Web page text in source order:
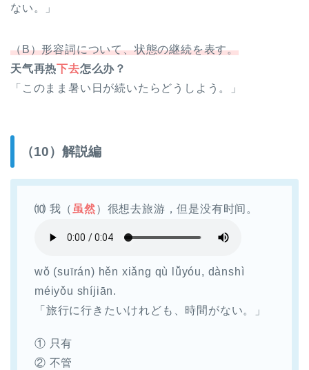
ない。」
（B）形容詞について、状態の継続を表す。
天气再热下去怎么办？
「このまま暑い日が続いたらどうしよう。」
（10）解説編
⑽ 我（ 虽然）很想去旅游，但是没有时间。
wǒ (suīrán) hěn xiǎng qù lǚyóu, dànshì
méiyǒu shíjiān.​
「旅行に行きたいけれども、時間がない。」
① 只有
② 不管